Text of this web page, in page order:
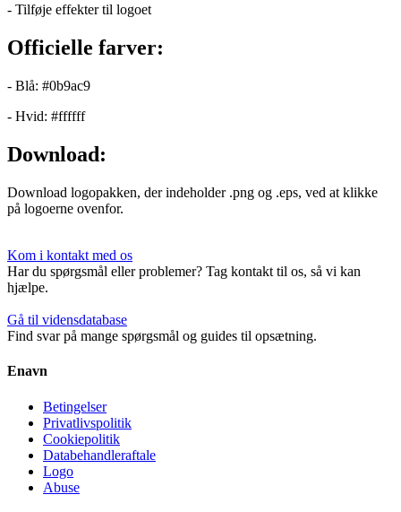
- Tilføje effekter til logoet
Officielle farver:
- Blå: #0b9ac9
- Hvid: #ffffff
Download:
Download logopakken, der indeholder .png og .eps, ved at klikke
på logoerne ovenfor.
Kom i kontakt med os
Har du spørgsmål eller problemer? Tag kontakt til os, så vi kan
hjælpe.
Gå til vidensdatabase
Find svar på mange spørgsmål og guides til opsætning.
Enavn
Betingelser
Privatlivspolitik
Cookiepolitik
Databehandleraftale
Logo
Abuse